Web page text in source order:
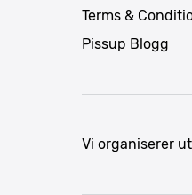
Terms &
Pissup Blogg
Vi organiserer